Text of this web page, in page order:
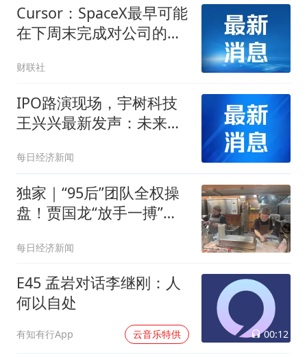
Cursor：SpaceX最早可能
在下周末完成对公司的
财联社
IPO路演现场，宇树科技
王兴兴最新发声：未来将
技术，让智能机器人更
早、更好地为全社会服务
每日经济新闻
独家｜“95后”团队全权操
盘！贾国龙“放手一搏”鲜
每日经济新闻
E45 孟岩对话李继刚：人
何以自处
有知有行App 云音乐特供 00:12